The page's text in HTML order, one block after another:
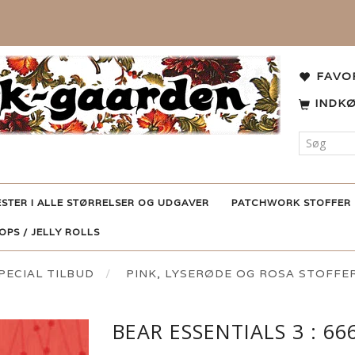
I ALLE STØRRELSER OG UDGAVER PATCHWORK STOFFER
/ JELLY ROLLS
TILBUD PINK, LYSERØDE OG ROSA
BEAR ESSENTIALS 3 :